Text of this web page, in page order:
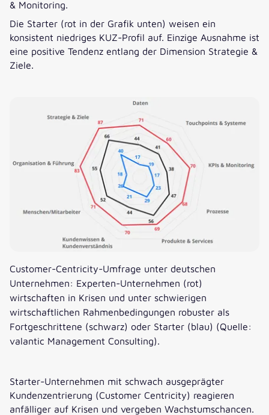
& Monitoring.
Die Starter (rot in der Grafik unten) weisen ein
konsistent niedriges KUZ-Profil auf. Einzige Ausnahme ist
eine positive Tendenz entlang der Dimension Strategie &
Ziele.
Customer-Centricity-Umfrage unter deutschen
Unternehmen: Experten-Unternehmen (rot)
wirtschaften in Krisen und unter schwierigen
wirtschaftlichen Rahmenbedingungen robuster als
Fortgeschrittene (schwarz) oder Starter (blau) (Quelle:
valantic Management Consulting).
Starter-Unternehmen mit schwach ausgeprägter
Kundenzentrierung (Customer Centricity) reagieren
anfälliger auf Krisen und vergeben Wachstumschancen.